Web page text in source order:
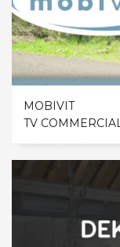
MOBIVIT
TV